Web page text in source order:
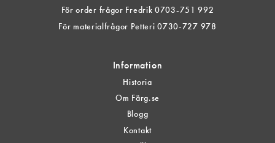
För order frågor Fredrik 0703-751 992
För materialfrågor Petteri 0730-727 978
Information
Historia
Om Färg.se
Blogg
Kontakt